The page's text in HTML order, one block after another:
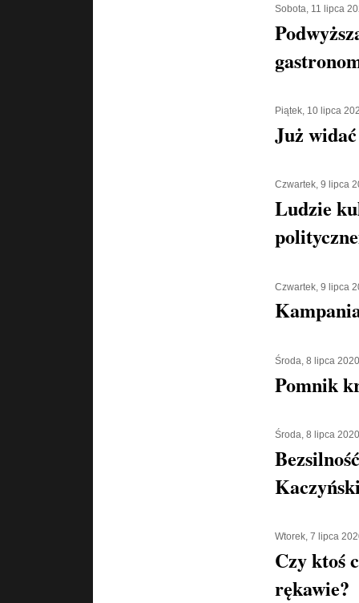
Sobota, 11 lipca
Piątek, 10 lipca
Już
Czwartek, 9 lipca
Ludzie
Czwartek, 9 lipca
Środa, 8 lipca 2020
Pomnik
Środa, 8 lipca 2020
Wtorek, 7 lipca
Czy ktoś
rękawie?